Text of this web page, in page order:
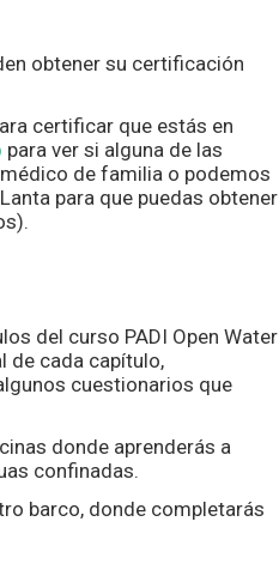
obtener su certificación
certificar que estás en
para ver si alguna de las
de familia o podemos
para que puedas obtener
del curso PADI Open Water
de cada capítulo,
cuestionarios que
donde aprenderás a
confinadas.
barco, donde completarás